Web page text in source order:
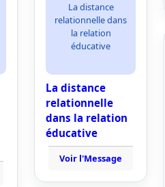
La distance
relationnelle dans
la relation
éducative
La distance
relationnelle
dans la relation
éducative
Voir l'Message